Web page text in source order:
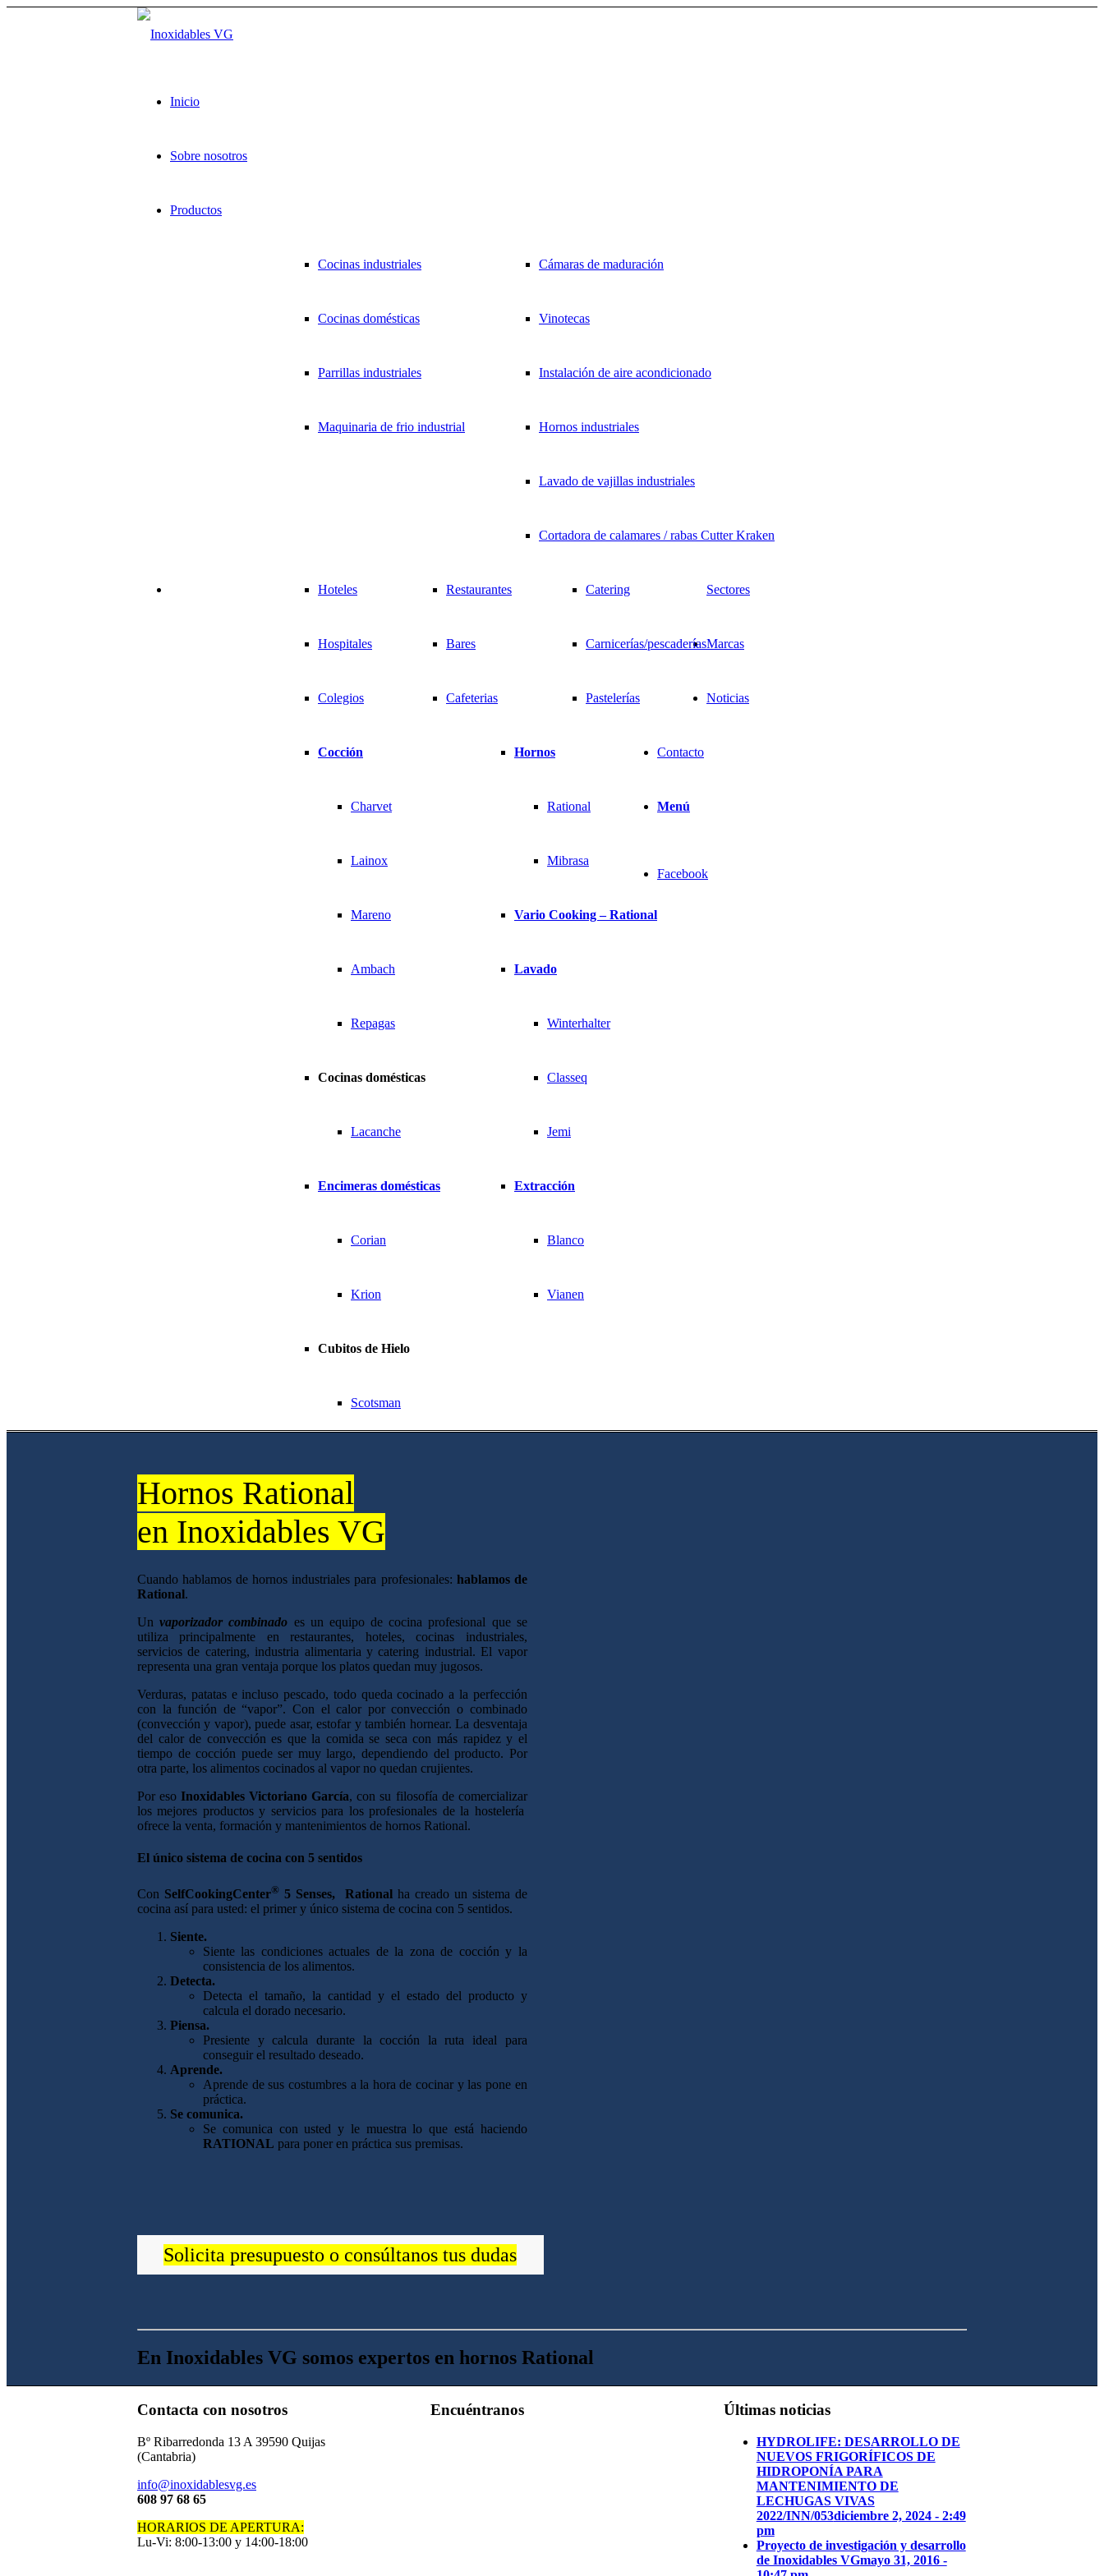
Inicio
Sobre nosotros
Productos
Cocinas industriales
Cocinas domésticas
Parrillas industriales
Maquinaria de frio industrial
Cámaras de maduración
Vinotecas
Instalación de aire acondicionado
Hornos industriales
Lavado de vajillas industriales
Cortadora de calamares / rabas Cutter Kraken
Sectores
Hoteles
Hospitales
Colegios
Restaurantes
Bares
Cafeterias
Catering
Carnicerías/pescaderías
Pastelerías
Marcas
Cocción
Charvet
Lainox
Mareno
Ambach
Repagas
Cocinas domésticas
Lacanche
Encimeras domésticas
Corian
Krion
Cubitos de Hielo
Scotsman
Hornos
Rational
Mibrasa
Vario Cooking – Rational
Lavado
Winterhalter
Classeq
Jemi
Extracción
Blanco
Vianen
Noticias
Contacto
Menú
Facebook
Hornos Rational
en Inoxidables VG
Cuando hablamos de hornos industriales para profesionales: hablamos de
Rational.
Unvaporizador combinado es un equipo de cocina profesional que se
utiliza principalmente en restaurantes, hoteles, cocinas industriales,
servicios de catering, industria alimentaria y catering industrial. El vapor
representa una gran ventaja porque los platos quedan muy jugosos.
Verduras, patatas e incluso pescado, todo queda cocinado a la perfección
con la función de “vapor”. Con el calor por convección o combinado
(convección y vapor), puede asar, estofar y también hornear. La desventaja
del calor de convección es que la comida se seca con más rapidez y el
tiempo de cocción puede ser muy largo, dependiendo del producto. Por
otra parte, los alimentos cocinados al vapor no quedan crujientes.
Por esoInoxidables Victoriano García, con su filosofía de comercializar
los mejores productos y servicios para los profesionales de la hostelería
ofrece la venta, formación y mantenimientos de hornos Rational.
El único sistema de cocina con 5 sentidos
Con SelfCookingCenter®5 Senses, Rationalha creado un sistema de
cocina así para usted: el primer y único sistema de cocina con 5 sentidos.
Siente.
Siente las condiciones actuales de la zona de cocción y la
consistencia de los alimentos.
Detecta.
Detecta el tamaño, la cantidad y el estado del producto y
calcula el dorado necesario.
Piensa.
Presiente y calcula durante la cocción la ruta ideal para
conseguir el resultado deseado.
Aprende.
Aprende de sus costumbres a la hora de cocinar y las pone en
práctica.
Se comunica.
Se comunica con usted y le muestra lo que está haciendo
RATIONAL para poner en práctica sus premisas.
Solicita presupuesto o consúltanos tus dudas
En Inoxidables VG somos expertos en hornos Rational
Contacta con nosotros
Bº Ribarredonda 13 A 39590 Quijas
(Cantabria)
info@inoxidablesvg.es
608 97 68 65
HORARIOS DE APERTURA:
Lu-Vi: 8:00-13:00 y 14:00-18:00
Encuéntranos Últimas noticias
HYDROLIFE: DESARROLLO DE
NUEVOS FRIGORÍFICOS DE
HIDROPONÍA PARA
MANTENIMIENTO DE
LECHUGAS VIVAS
2022/INN/053diciembre 2, 2024 - 2:49
pm
Proyecto de investigación y desarrollo
de Inoxidables VGmayo 31, 2016 -